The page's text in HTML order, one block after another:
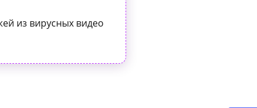
из вирусных видео